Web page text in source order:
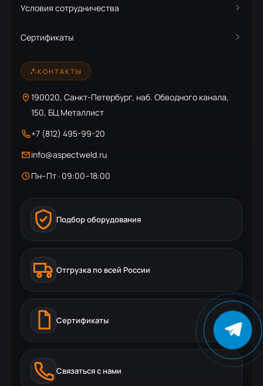
Условия сотрудничества
Сертификаты
КОНТАКТЫ
190020, Санкт-Петербург, наб. Обводного канала,
150, БЦ Металлист
+7 (812) 495-99-20
info@aspectweld.ru
Пн–Пт · 09:00–18:00
Подбор оборудования
Отгрузка по всей России
Сертификаты
Связаться с нами